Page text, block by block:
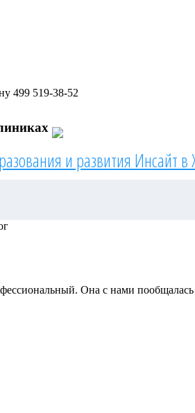
499 519-38-52
и развития Инсайт в
Она с нами